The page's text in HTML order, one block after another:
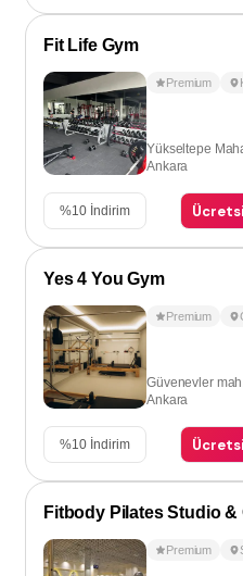
Fit Life Gym
Premium
Yükseltepe
Ankara
%10 İndirim
Yes 4 You Gym
Premium
Güvenevler
Ankara
%10 İndirim
Fitbody Pilates Studio &
Premium